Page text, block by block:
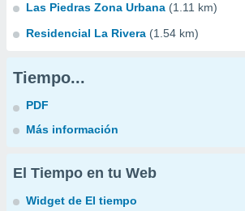
Las Piedras Zona Urbana (1.11 km)
Residencial La Rivera (1.54 km)
Tiempo...
PDF
Más información
El Tiempo en tu Web
Widget de El tiempo